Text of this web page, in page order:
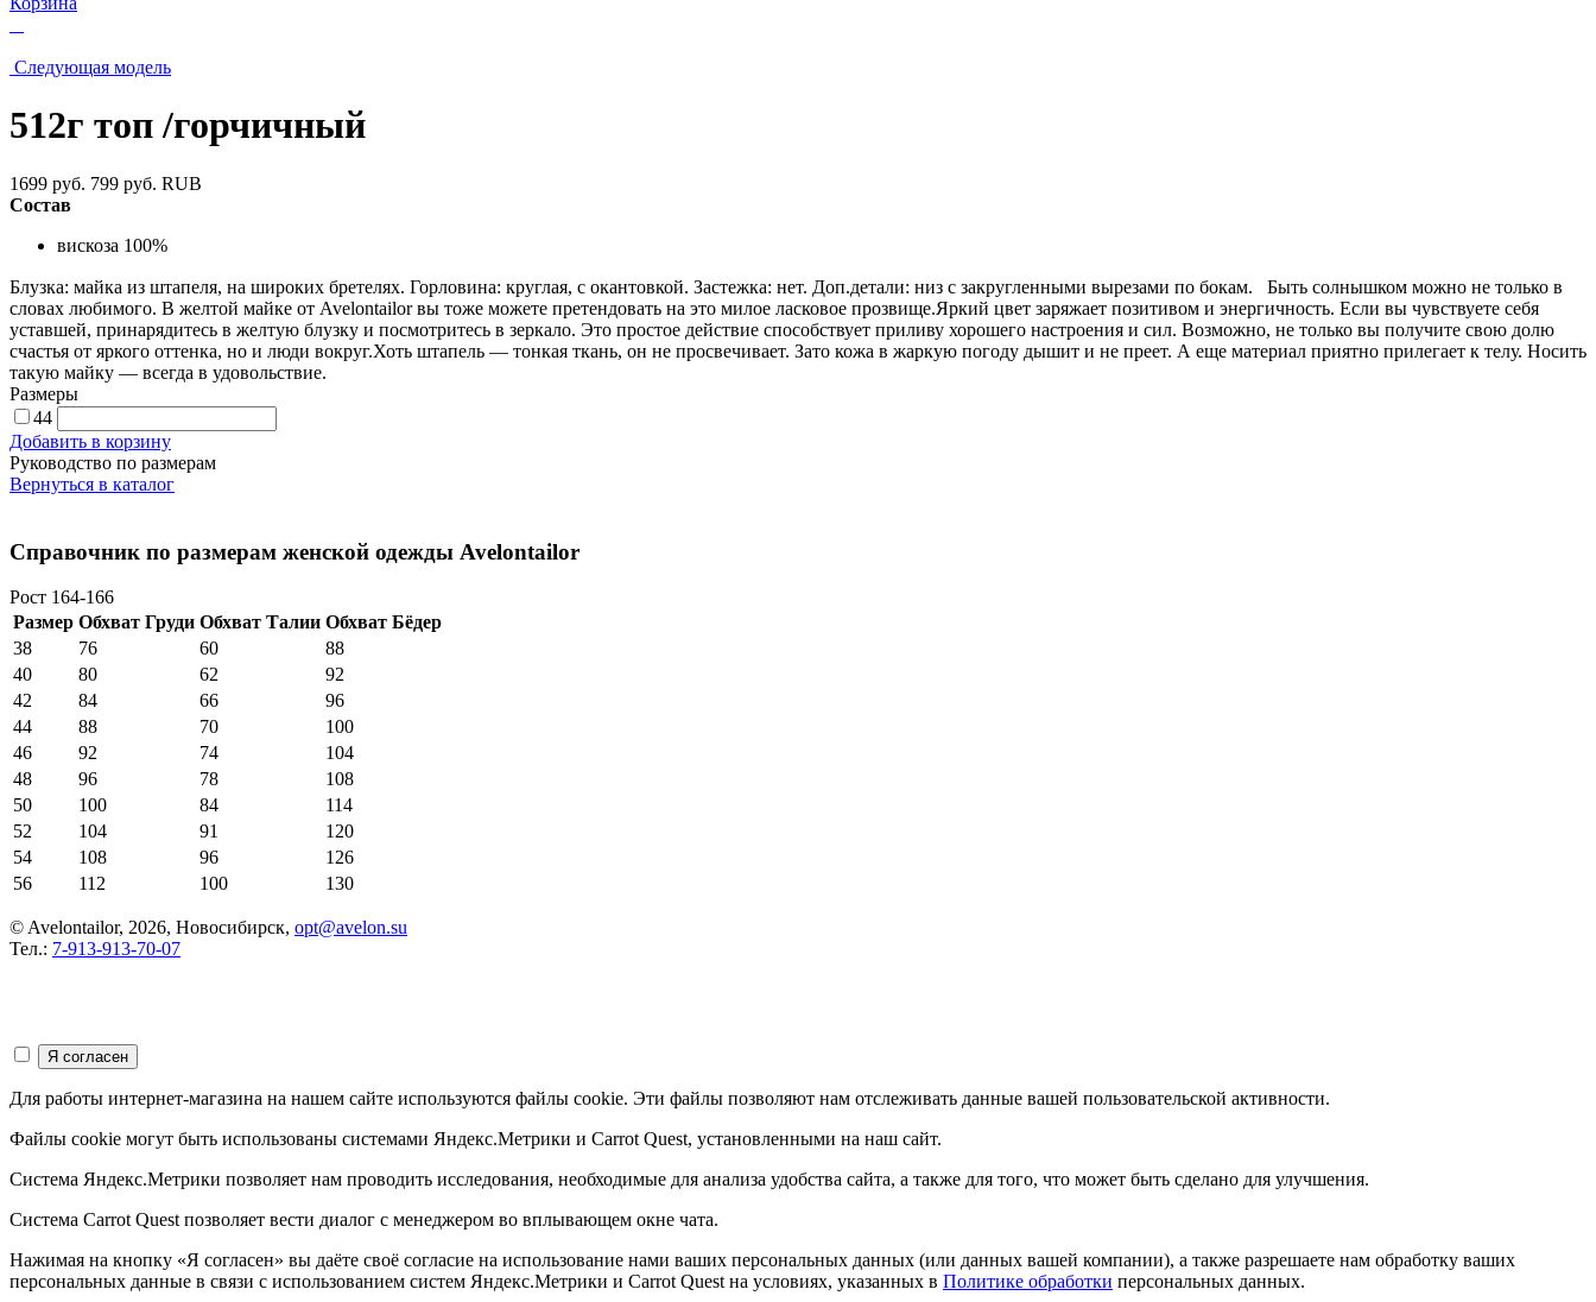
Следующая модель
512г топ /горчичный
1699 руб. 799 руб. RUB
Состав
вискоза 100%
Блузка: майка из штапеля, на широких бретелях. Горловина: круглая, с окантовкой. Застежка: нет. Доп.детали: низ с закругленными вырезами по бокам.⠀Быть солнышком можно не только в
словах любимого. В желтой майке от Avelontailor вы тоже можете претендовать на это милое ласковое прозвище.Яркий цвет заряжает позитивом и энергичность. Если вы чувствуете себя
уставшей, принарядитесь в желтую блузку и посмотритесь в зеркало. Это простое действие способствует приливу хорошего настроения и сил. Возможно, не только вы получите свою долю
счастья от яркого оттенка, но и люди вокруг.Хоть штапель — тонкая ткань, он не просвечивает. Зато кожа в жаркую погоду дышит и не преет. А еще материал приятно прилегает к телу. Носить
такую майку — всегда в удовольствие.
Размеры
44
Добавить в корзину
Руководство по размерам
Вернуться в каталог
Справочник по размерам женской одежды Avelontailor
Рост 164-166
Размер Обхват Груди Обхват Талии Обхват Бёдер
38
76 60
88
40
80 62
92
42
84 66
96
44
88 70
100
46
92 74
104
48
96 78
108
50
100 84
114
52
104 91
120
54
108 96
126
56
112 100 130
© Avelontailor, 2026, Новосибирск, opt@avelon.su
Тел.: 7-913-913-70-07
Для работы интернет-магазина на нашем сайте используются файлы cookie. Эти файлы позволяют нам отслеживать данные вашей пользовательской активности.
Файлы cookie могут быть использованы системами Яндекс.Метрики и Carrot Quest, установленными на наш сайт.
Система Яндекс.Метрики позволяет нам проводить исследования, необходимые для анализа удобства сайта, а также для того, что может быть сделано для улучшения.
Система Carrot Quest позволяет вести диалог с менеджером во вплывающем окне чата.
Нажимая на кнопку «Я согласен» вы даёте своё согласие на использование нами ваших персональных данных (или данных вашей компании), а также разрешаете нам обработку ваших
персональных данные в связи с использованием систем Яндекс.Метрики и Carrot Quest на условиях, указанных в Политике обработки персональных данных.